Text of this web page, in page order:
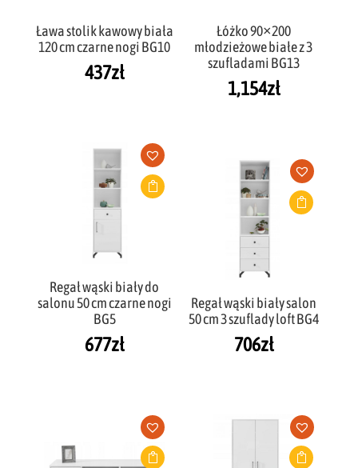
Ława stolik kawowy biała
120 cm czarne nogi BG10
437zł
Łóżko 90×200
młodzieżowe białe z 3
szufladami BG13
1,154zł
Regał wąski biały do
salonu 50 cm czarne nogi
BG5
677zł
Regał wąski biały salon
50 cm 3 szuflady loft BG4
706zł